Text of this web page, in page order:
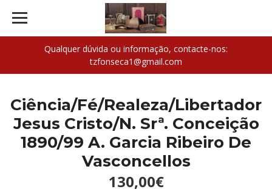
Qualquer dúvida ou informação, contacte-nos:
tzfonseca1@gmail.com
Ciência/Fé/Realeza/Libertador
Jesus Cristo/N. Srª. Conceição
1890/99 A. Garcia Ribeiro De
Vasconcellos
130,00€